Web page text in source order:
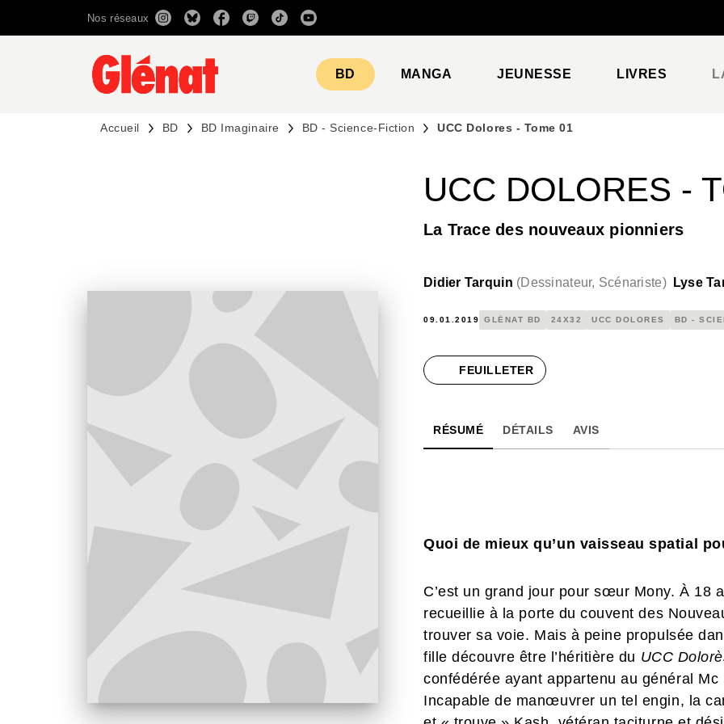
RECHERCHE CONTENU
Nos réseaux
BD MANGA JEUNESSE LIVRES
Accueil BD BD Imaginaire BD - Science-Fiction UCC Dolores - Tome 01
UCC DOLORES -
La Trace des nouveaux pionniers
Didier Tarquin (Dessinateur, Scénariste) Lyse
09.01.2019 GLÉNAT BD 24X32 UCC DOLORES BD -
FEUILLETER
RÉSUMÉ DÉTAILS AVIS
Quoi de mieux qu’un vaisseau spatial
C’est un grand jour pour sœur Mony. À 18
recueillie à la porte du couvent des
trouver sa voie. Mais à peine propulsée
fille découvre être l’héritière du UCC
confédérée ayant appartenu au général
Incapable de manœuvrer un tel engin, la